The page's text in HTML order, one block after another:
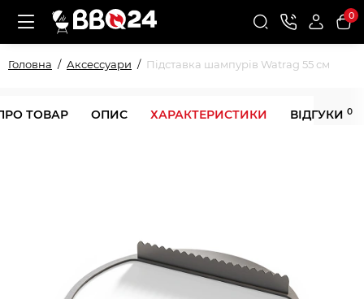
0
Головна Аксессуари Підставка шампурів Watrag 55 см
ТОВАР ОПИС ХАРАКТЕРИСТИКИ ВІДГУКИ 0